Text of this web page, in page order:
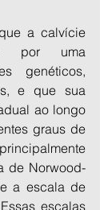
a calvície
por uma
genéticos,
e que sua
ao longo
graus de
de Norwood-
a escala de
escalas